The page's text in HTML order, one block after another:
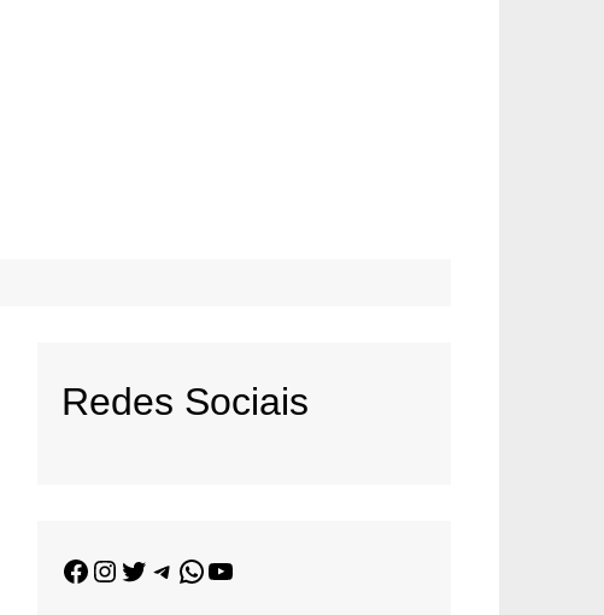
Redes Sociais